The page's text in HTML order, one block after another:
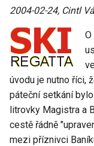
2004-02-24, Cintl
úvodu je nutno říci,
páteční setkání
litrovky Magistra a
cestě řádně
mezi příznivci